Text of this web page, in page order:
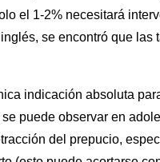
el 1-2% necesitará
se encontró que
indicación absoluta
puede observar en
del prepucio,